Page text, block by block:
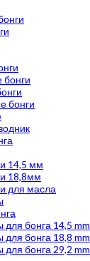
бонги
14,5 мм
18,8мм
для масла
бонга 14,5 mm
бонга 18,8 mm
бонга 29,2 mm